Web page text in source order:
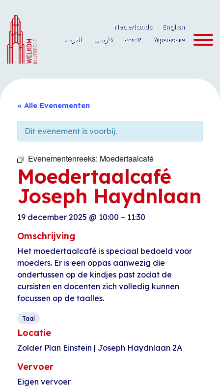
naar
de
inhoud
Nederlands
English
العربية
فارسی ትግርኛ Українська
« Alle Evenementen
Dit evenement is voorbij.
Evenementenreeks: Moedertaalcafé
Moedertaalcafé
Joseph Haydnlaan
19 december 2025 @ 10:00 – 11:30
Omschrijving
Het moedertaalcafé is speciaal bedoeld voor
moeders. Er is een oppas aanwezig die
ondertussen op de kindjes past zodat de
cursisten en docenten zich volledig kunnen
focussen op de taalles.
Taal
Locatie
Zolder Plan Einstein | Joseph Haydnlaan 2A
Vervoer
Eigen vervoer